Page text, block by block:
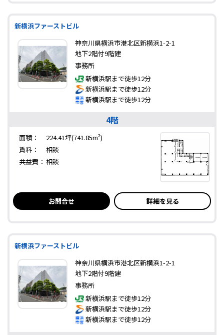
新横浜ファーストビル
神奈川県横浜市港北区新横浜1-2-1
地下2階付9階建
事務所
新横浜駅まで徒歩12分
新横浜駅まで徒歩12分
新横浜駅まで徒歩12分
4階
面積：
224.41坪(741.85m²)
賃料：
相談
共益費： 相談
お問合せ 詳細を見る
新横浜ファーストビル
神奈川県横浜市港北区新横浜1-2-1
地下2階付9階建
事務所
新横浜駅まで徒歩12分
新横浜駅まで徒歩12分
新横浜駅まで徒歩12分